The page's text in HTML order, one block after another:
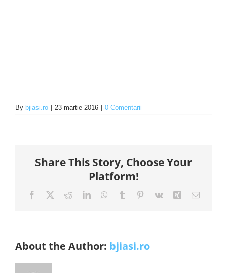
By bjiasi.ro 23 martie 2016 0 Comentarii
Share This Story, Choose Your
Platform!
Facebook RedditLinkedInWhatsApp
Tumblr Pinterest
Vk Xing E-
About the Author: bjiasi.ro